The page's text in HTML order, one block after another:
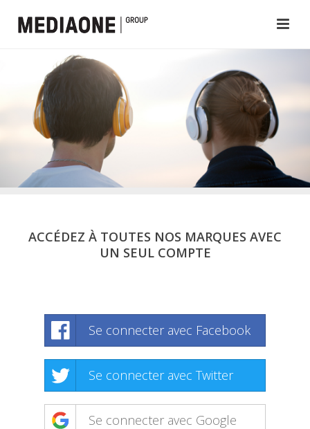
ACCÉDEZ À TOUTES NOS MARQUES AVEC
UN SEUL COMPTE
Se connecter avec Facebook
Se connecter avec Twitter
Se connecter avec Google